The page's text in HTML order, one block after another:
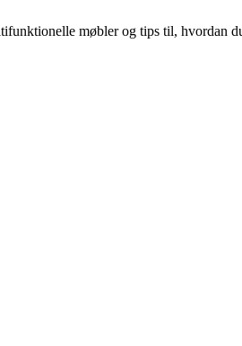
møbler og tips til, hvordan